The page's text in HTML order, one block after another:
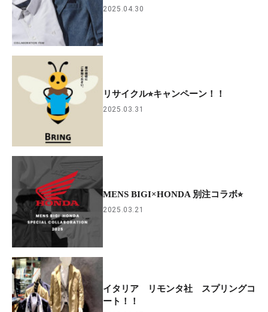
2025.04.30
リサイクル⭐︎キャンペーン！！
2025.03.31
MENS BIGI×HONDA 別注コラボ⭐︎
2025.03.21
イタリア リモンタ社 スプリングコ
ート！！